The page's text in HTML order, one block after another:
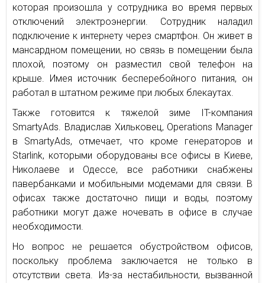
которая произошла у сотрудника во время первых
отключений электроэнергии. Сотрудник наладил
подключение к интернету через смартфон. Он живет в
мансардном помещении, но связь в помещении была
плохой, поэтому он разместил свой телефон на
крыше. Имея источник бесперебойного питания, он
работал в штатном режиме при любых блекаутах.
Также готовится к тяжелой зиме IT-компания
SmartyAds. Владислав Хильковец, Operations Manager
в SmartyAds, отмечает, что кроме генераторов и
Starlink, которыми оборудованы все офисы в Киеве,
Николаеве и Одессе, все работники снабжены
павербанками и мобильными модемами для связи. В
офисах также достаточно пищи и воды, поэтому
работники могут даже ночевать в офисе в случае
необходимости.
Но вопрос не решается обустройством офисов,
поскольку проблема заключается не только в
отсутствии света. Из-за нестабильности, вызванной